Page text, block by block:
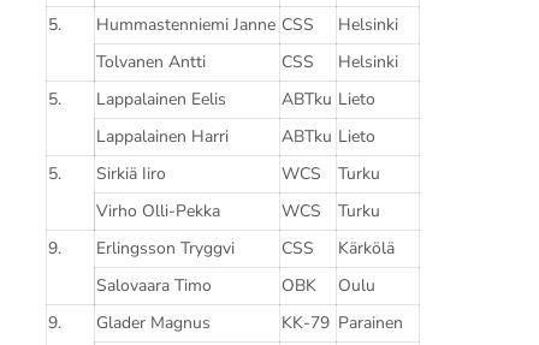
5.
Hummastenniemi Janne CSS
Helsinki
Tolvanen Antti
CSS
Helsinki
5.
Lappalainen Eelis ABTku Lieto
Lappalainen Harri
ABTku Lieto
5.
Sirkiä Iiro WCS
Turku
Virho Olli-Pekka
WCS
Turku
9.
Erlingsson Tryggvi CSS
Kärkölä
Salovaara Timo
OBK
Oulu
9.
Glader Magnus KK-79 Parainen